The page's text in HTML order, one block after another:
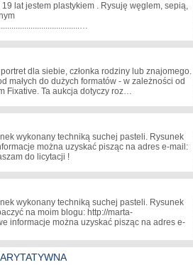
lat jestem plastykiem . Rysuję węglem, sepią,
dla siebie, członka rodziny lub znajomego.
małych do dużych formatów - w zależności od
Fixative. Ta aukcja dotyczy roz…
wykonany techniką suchej pasteli. Rysunek
można uzyskać pisząc na adres e-mail:
do licytacji !
wykonany techniką suchej pasteli. Rysunek
na moim blogu: http://marta-
informacje można uzyskać pisząc na adres e-